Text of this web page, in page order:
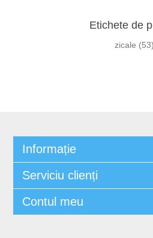
Etichete de
zicale (53)
Informație
Serviciu clienți
Contul meu